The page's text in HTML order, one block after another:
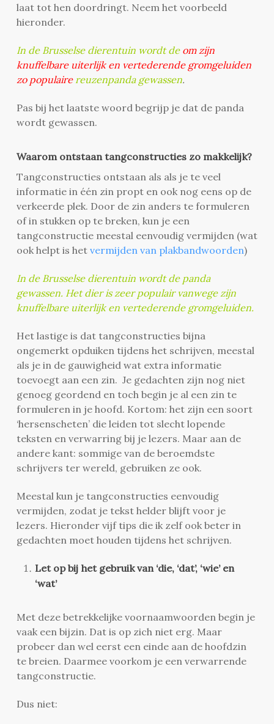
laat tot hen doordringt. Neem het voorbeeld
hieronder.
In de Brusselse dierentuin wordt de om zijn
knuffelbare uiterlijk en vertederende gromgeluiden
zo populaire reuzenpanda gewassen.
Pas bij het laatste woord begrijp je dat de panda
wordt gewassen.
Waarom ontstaan tangconstructies zo makkelijk?
Tangconstructies ontstaan als als je te veel
informatie in één zin propt en ook nog eens op de
verkeerde plek. Door de zin anders te formuleren
of in stukken op te breken, kun je een
tangconstructie meestal eenvoudig vermijden (wat
ook helpt is het vermijden van plakbandwoorden)
In de Brusselse dierentuin wordt de panda
gewassen. Het dier is zeer populair vanwege zijn
knuffelbare uiterlijk en vertederende gromgeluiden.
Het lastige is dat tangconstructies bijna
ongemerkt opduiken tijdens het schrijven, meestal
als je in de gauwigheid wat extra informatie
toevoegt aan een zin. Je gedachten zijn nog niet
genoeg geordend en toch begin je al een zin te
formuleren in je hoofd. Kortom: het zijn een soort
‘hersenscheten’ die leiden tot slecht lopende
teksten en verwarring bij je lezers. Maar aan de
andere kant: sommige van de beroemdste
schrijvers ter wereld, gebruiken ze ook.
Meestal kun je tangconstructies eenvoudig
vermijden, zodat je tekst helder blijft voor je
lezers. Hieronder vijf tips die ik zelf ook beter in
gedachten moet houden tijdens het schrijven.
Let op bij het gebruik van ‘die, ‘dat’, ‘wie’ en
‘wat’
Met deze betrekkelijke voornaamwoorden begin je
vaak een bijzin. Dat is op zich niet erg. Maar
probeer dan wel eerst een einde aan de hoofdzin
te breien. Daarmee voorkom je een verwarrende
tangconstructie.
Dus niet: